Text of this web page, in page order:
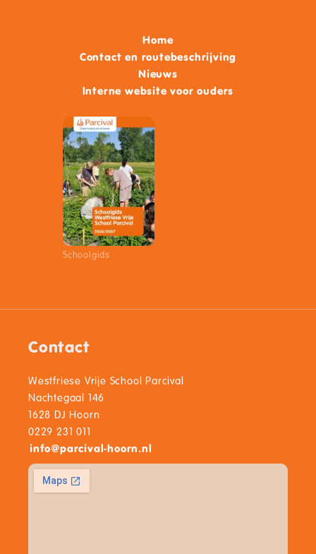
Home
Contact en routebeschrijving
Nieuws
Interne website voor ouders
Schoolgids
Contact
Westfriese Vrije School Parcival
Nachtegaal 146
1628 DJ Hoorn
0229 231 011
info@parcival-hoorn.nl